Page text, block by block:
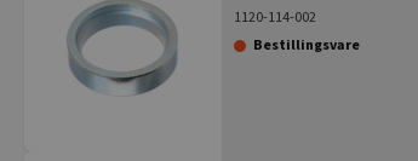
1120-114-002
Bestillingsvare